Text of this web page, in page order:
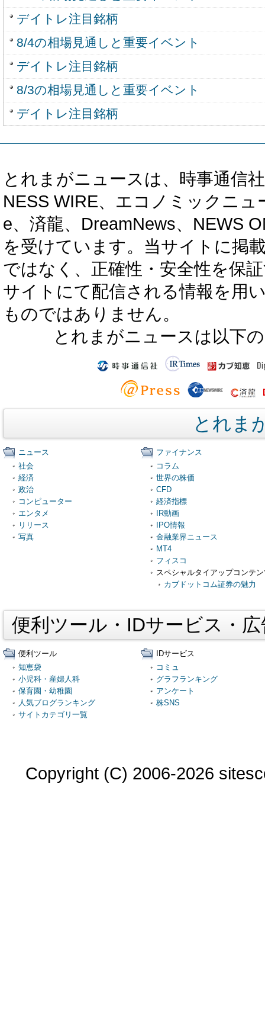
デイトレ注目銘柄
8/4の相場見通しと重要イベント
デイトレ注目銘柄
8/3の相場見通しと重要イベント
デイトレ注目銘柄
とれまがニュースは、時事通信
NESS WIRE、エコノミックニ
e、済龍、DreamNews、NEWS
を受けています。当サイトに掲
ではなく、正確性・安全性を保
サイトにて配信される情報を用
ものではありません。
とれまがニュースは以下
とれま
ニュース
社会
経済
政治
コンピューター
エンタメ
リリース
写真
ファイナンス
コラム
世界の株価
CFD
経済指標
IR動画
IPO情報
金融業界ニュース
MT4
フィスコ
スペシャルタイアップコンテ
カブドットコム証券の魅力
便利ツール・IDサービス・
便利ツール
知恵袋
小児科・産婦人科
保育園・幼稚園
人気ブログランキング
サイトカテゴリ一覧
IDサービス
コミュ
グラフランキング
アンケート
株SNS
Copyright (C) 2006-2026